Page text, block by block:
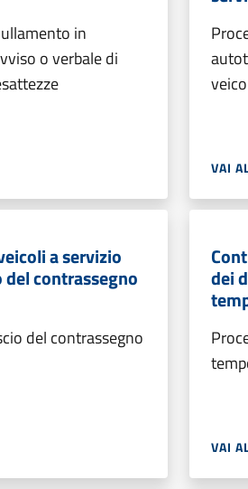
in
o verbale di
VAI
a servizio
contrassegno
del contrassegno
dei
VAI